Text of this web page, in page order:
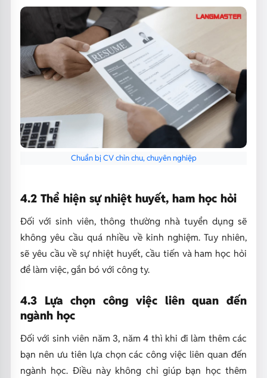
Chuẩn bị CV chỉn chu, chuyên nghiệp
4.2 Thể hiện sự nhiệt huyết, ham học hỏi
Đối với sinh viên, thông thường nhà tuyển dụng sẽ
không yêu cầu quá nhiều về kinh nghiệm. Tuy nhiên,
sẽ yêu cầu về sự nhiệt huyết, cầu tiến và ham học hỏi
để làm việc, gắn bó với công ty.
4.3 Lựa chọn công việc liên quan đến
ngành học
Đối với sinh viên năm 3, năm 4 thì khi đi làm thêm các
bạn nên ưu tiên lựa chọn các công việc liên quan đến
ngành học. Điều này không chỉ giúp bạn học thêm